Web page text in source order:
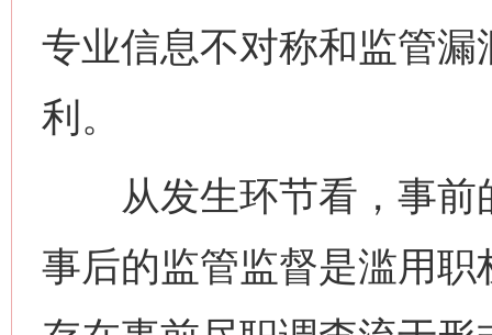
专业信息不对称和监管
利。
从发生环节看，事前
事后的监管监督是滥用